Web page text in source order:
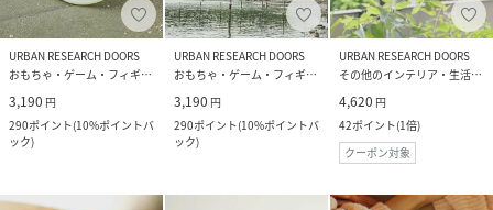
URBAN RESEARCH DOORS
おもちゃ・ゲーム・フィギュア
3,190 円
290ポイント(10%ポイントバ
ック)
URBAN RESEARCH DOORS
おもちゃ・ゲーム・フィギュア
3,190 円
290ポイント(10%ポイントバ
ック)
URBAN RESEARCH DOORS
その他のインテリア・生活雑貨
4,620 円
42ポイント(1倍)
クーポン対象